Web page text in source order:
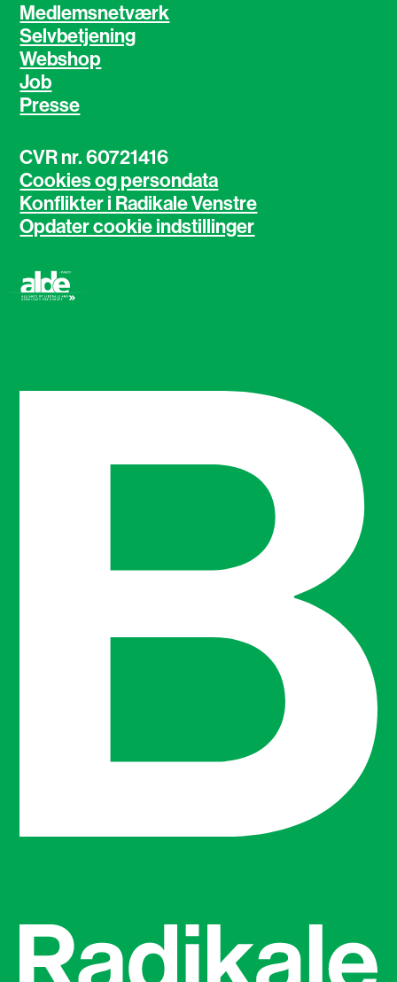
Medlemsnetværk
Selvbetjening
Webshop
Job
Presse
CVR nr. 60721416
Cookies og persondata
Konflikter i Radikale Venstre
Opdater cookie indstillinger